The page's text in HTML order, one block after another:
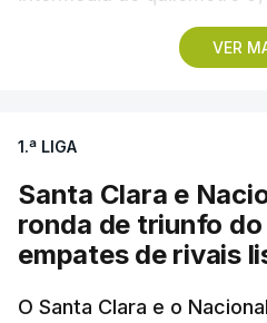
VER
Vencedor das edições de
para tentar encurtar a
equipa, embora seja
minutos numa distância
O brasileiro Felipe
Pro Cycling) é o 113.º
1.ª LIGA
Santa Clara e
ronda de triunfo
empates de rivais
O Santa Clara e o